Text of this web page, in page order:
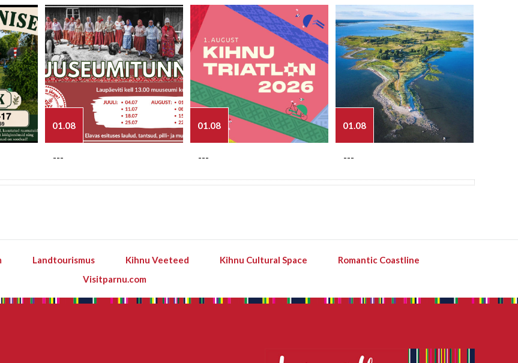
01.08
---
01.08
---
01.08
---
Landtourismus Kihnu Veeteed Kihnu Cultural Space
Romantic Coastline
Visitparnu.com